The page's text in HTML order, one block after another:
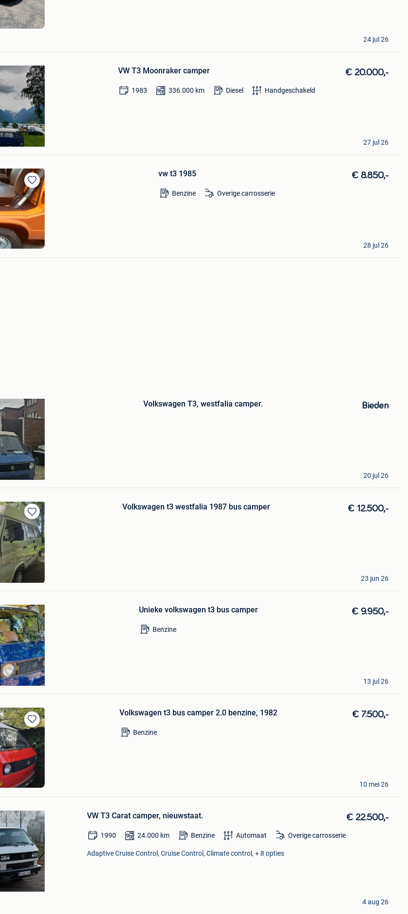
24 jul 26
Mijn
Favorieten
VW T3 Moonraker camper € 20.000,-
1983 336.000 km Diesel Handgeschakeld
27 jul 26
Bewaren
in
Mijn
Favorieten
vw t3 1985 € 8.850,-
Benzine Overige carrosserie
28 jul 26
Mijn
Favorieten
Volkswagen T3, westfalia camper. Bieden
20 jul 26
Bewaren
in
Mijn
Favorieten
Volkswagen t3 westfalia 1987 bus camper € 12.500,-
23 jun 26
Mijn
Favorieten
Unieke volkswagen t3 bus camper € 9.950,-
Benzine
13 jul 26
Bewaren
in
Mijn
Favorieten
Volkswagen t3 bus camper 2.0 benzine, 1982 € 7.500,-
Benzine
10 mei 26
Mijn
Favorieten
VW T3 Carat camper, nieuwstaat. € 22.500,-
1990 24.000 km Benzine Automaat Overige carrosserie
Adaptive Cruise Control, Cruise Control, Climate control, + 8 opties
4 aug 26